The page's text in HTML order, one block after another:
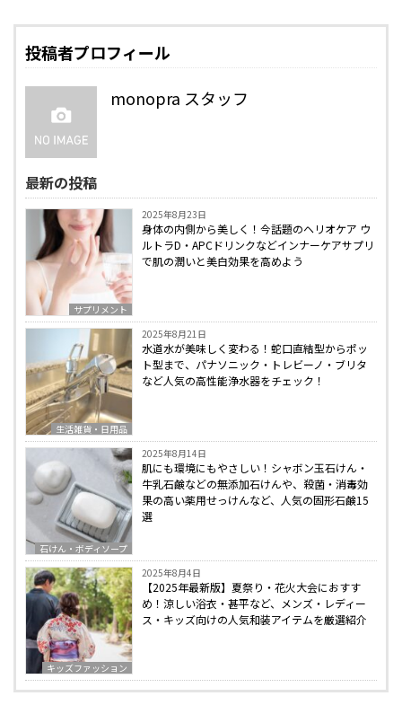
投稿者プロフィール
monopra スタッフ
最新の投稿
サプリメント
2025年8月23日
身体の内側から美しく！今話題のヘリオケア ウ
ルトラD・APCドリンクなどインナーケアサプリ
で肌の潤いと美白効果を高めよう
生活雑貨・日用品
2025年8月21日
水道水が美味しく変わる！蛇口直結型からポッ
ト型まで、パナソニック・トレビーノ・ブリタ
など人気の高性能浄水器をチェック！
石けん・ボディソープ
2025年8月14日
肌にも環境にもやさしい！シャボン玉石けん・
牛乳石鹸などの無添加石けんや、殺菌・消毒効
果の高い薬用せっけんなど、人気の固形石鹸15
選
キッズファッション
2025年8月4日
【2025年最新版】夏祭り・花火大会におすす
め！涼しい浴衣・甚平など、メンズ・レディー
ス・キッズ向けの人気和装アイテムを厳選紹介